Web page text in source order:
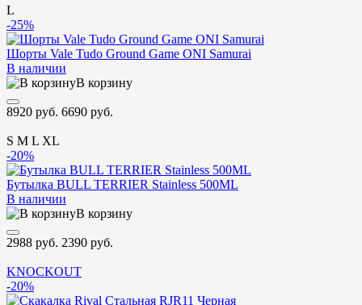
L
-25%
Шорты Vale Tudo Ground Game ONI Samurai
В наличии
В корзину
8920 руб. 6690 руб.
S M L XL
-20%
Бутылка BULL TERRIER Stainless 500ML
В наличии
В корзину
2988 руб. 2390 руб.
KNOCKOUT
-20%